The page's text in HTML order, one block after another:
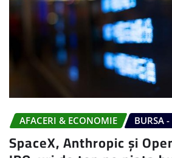
AFACERI & ECONOMIE BURSA
SpaceX, Anthropic și